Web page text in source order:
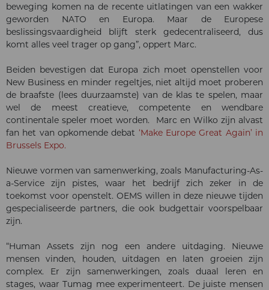
beweging komen na de recente uitlatingen van een wakker
geworden NATO en Europa. Maar de Europese
beslissingsvaardigheid blijft sterk gedecentraliseerd, dus
komt alles veel trager op gang”, oppert Marc.
Beiden bevestigen dat Europa zich moet openstellen voor
New Business en minder regeltjes, niet altijd moet proberen
de braafste (lees duurzaamste) van de klas te spelen, maar
wel de meest creatieve, competente en wendbare
continentale speler moet worden. Marc en Wilko zijn alvast
fan het van opkomende debat ‘Make Europe Great Again’ in
Brussels Expo.
Nieuwe vormen van samenwerking, zoals Manufacturing-As-
a-Service zijn pistes, waar het bedrijf zich zeker in de
toekomst voor openstelt. OEMS willen in deze nieuwe tijden
gespecialiseerde partners, die ook budgettair voorspelbaar
zijn.
“Human Assets zijn nog een andere uitdaging. Nieuwe
mensen vinden, houden, uitdagen en laten groeien zijn
complex. Er zijn samenwerkingen, zoals duaal leren en
stages, waar Tumag mee experimenteert. De juiste mensen